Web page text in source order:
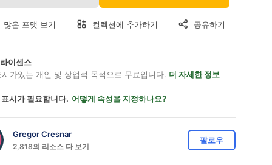
많은 포맷 보기 컬렉션에 추가하기 공유하기
이센스
가있는 개인 및 상업적 목적으로 무료입니다. 더 자세한 정보
시가 필요합니다. 어떻게 속성을 지정하나요?
Gregor Cresnar
2,818의 리소스 다 보기
팔로우